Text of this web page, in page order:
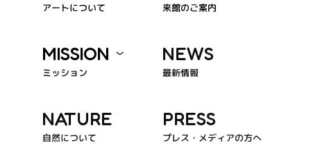
アートについて 来館のご案内
MISSION
ミッション
NEWS
最新情報
NATURE
自然について
PRESS
プレス・メディアの方へ